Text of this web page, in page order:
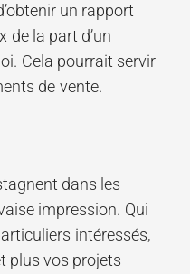
un rapport
de la part d’un
Cela pourrait servir
de vente.
dans les
impression. Qui
intéressés,
plus vos projets